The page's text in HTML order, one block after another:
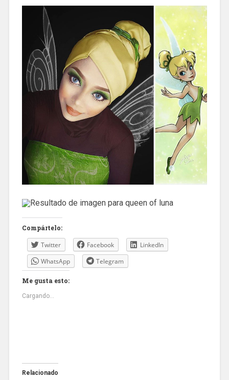
Compártelo:
Twitter Facebook
LinkedIn
WhatsApp
Telegram
Me gusta esto:
Cargando...
Relacionado